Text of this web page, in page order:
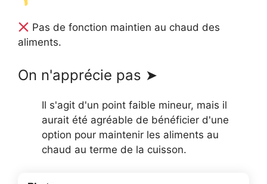
Pas de fonction maintien au chaud des
aliments.
On n'apprécie pas ➤
Il s'agit d'un point faible mineur, mais il
aurait été agréable de bénéficier d'une
option pour maintenir les aliments au
chaud au terme de la cuisson.